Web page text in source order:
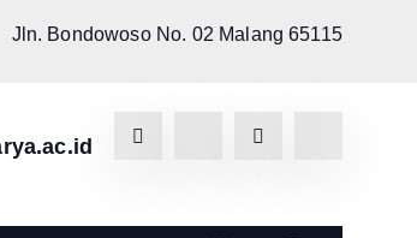
Jln. Bondowoso No. 02 Malang 65115